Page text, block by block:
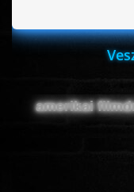
amerikai